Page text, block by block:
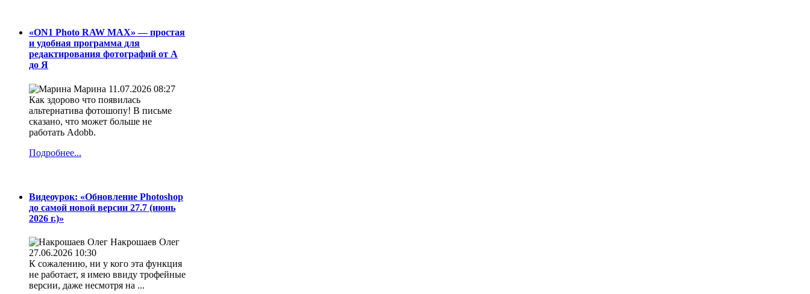
«ON1 Photo RAW MAX» — простая
и удобная программа для
редактирования фотографий от А
до Я
Марина 11.07.2026 08:27
Как здорово что появилась
альтернатива фотошопу! В письме
сказано, что может больше не
работать Adobb.
Подробнее...
Видеоурок: «Обновление Photoshop
до самой новой версии 27.7 (июнь
2026 г.)»
Накрошаев Олег
27.06.2026 10:30
К сожалению, ни у кого эта функция
не работает, я имею ввиду трофейные
версии, даже несмотря на ...